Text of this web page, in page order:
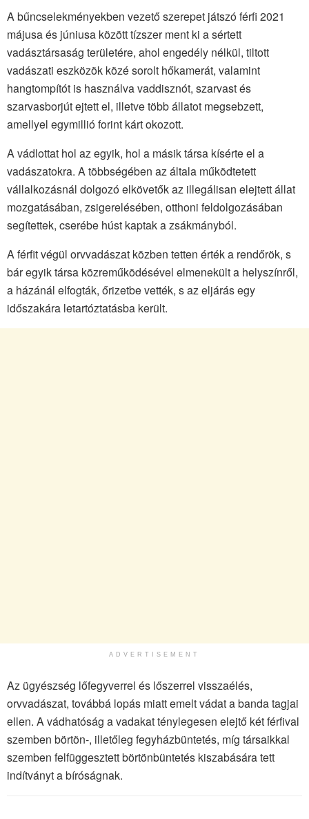
A bűncselekményekben vezető szerepet játszó férfi 2021
májusa és júniusa között tízszer ment ki a sértett
vadásztársaság területére, ahol engedély nélkül, tiltott
vadászati eszközök közé sorolt hőkamerát, valamint
hangtompítót is használva vaddisznót, szarvast és
szarvasborjút ejtett el, illetve több állatot megsebzett,
amellyel egymillió forint kárt okozott.
A vádlottat hol az egyik, hol a másik társa kísérte el a
vadászatokra. A többségében az általa működtetett
vállalkozásnál dolgozó elkövetők az illegálisan elejtett állat
mozgatásában, zsigerelésében, otthoni feldolgozásában
segítettek, cserébe húst kaptak a zsákmányból.
A férfit végül orvvadászat közben tetten érték a rendőrök, s
bár egyik társa közreműködésével elmenekült a helyszínről,
a házánál elfogták, őrizetbe vették, s az eljárás egy
időszakára letartóztatásba került.
ADVERTISEMENT
Az ügyészség lőfegyverrel és lőszerrel visszaélés,
orvvadászat, továbbá lopás miatt emelt vádat a banda tagjai
ellen. A vádhatóság a vadakat ténylegesen elejtő két férfival
szemben börtön-, illetőleg fegyházbüntetés, míg társaikkal
szemben felfüggesztett börtönbüntetés kiszabására tett
indítványt a bíróságnak.